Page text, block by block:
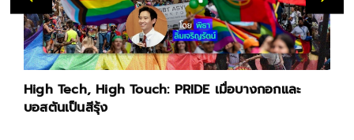
High Tech, High Touch: PRIDE เมื่อบางกอกและ
บอสตันเป็นสีรุ้ง